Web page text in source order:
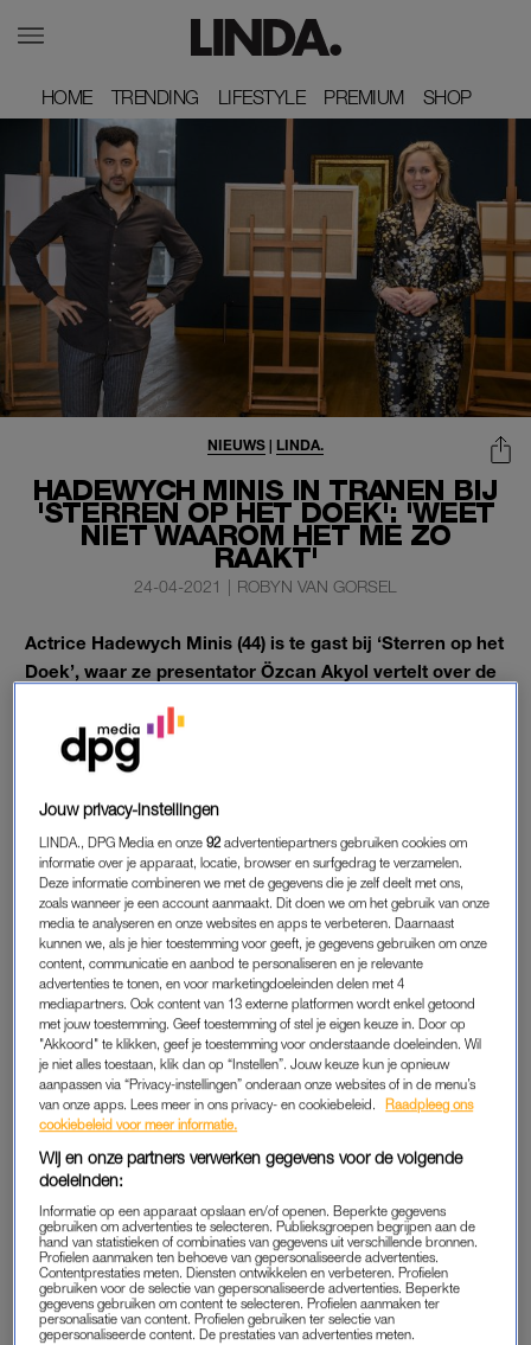
HOME
HOME TRENDING
TRENDING LIFESTYLE
LIFESTYLE PREMIUM
PREMIUM SHOP
SHOP
HADEWYCH MINIS IN TRANEN BIJ
'STERREN OP HET DOEK': 'WEET
NIET WAAROM HET ME ZO
RAAKT'
NIEUWS | LINDA.
24-04-2021 | ROBYN VAN GORSEL
Actrice Hadewych Minis (44) is te gast bij ‘Sterren op het
Doek’, waar ze presentator Özcan Akyol vertelt over de
onzekerheid.
“Ik kon ervan overtuigd zijn dat ik niets voorstelde en dat
mensen daar achter zouden komen.”
HADEWYCH MINIS
Ze groeide op in Maastricht tegenover de toneelschool en
werd later zelf een succesvolle actrice, die twee Gouden
Kalveren won. En ook als zangeres staat ze haar mannetje. In
deze aflevering vanSterren op het Doeklaat Hadewych Minis
zich echter van een heel andere kant zien: als model voor een
portret.
Ze vindt het een enorme eer en ook feestelijk, om er in deze
rare tijd weer eens uit te mogen. Drie kunstenaars mogen
haar portretteren. Dat gebeurt in theater De Kleine Komedie in
Amsterdam. “Voor mij een bijzondere plek. Iedere keer als ik
iets nieuws probeer in mijn carrière, ontvangen ze me hier met
open armen.”
ANGSTEN
Jouw privacy-instellingen
LINDA., DPG Media en onze92 advertentiepartners gebruiken cookies om
informatie over je apparaat, locatie, browser en surfgedrag te verzamelen.
Deze informatie combineren we met de gegevens die je zelf deelt met ons,
zoals wanneer je een account aanmaakt. Dit doen we om het gebruik van onze
media te analyseren en onze websites en apps te verbeteren. Daarnaast
kunnen we, als je hier toestemming voor geeft, je gegevens gebruiken om onze
content, communicatie en aanbod te personaliseren en je relevante
advertenties te tonen, en voor marketingdoeleinden delen met 4
mediapartners. Ook content van 13 externe platformen wordt enkel getoond
met jouw toestemming. Geef toestemming of stel je eigen keuze in. Door op
"Akkoord" te klikken, geef je toestemming voor onderstaande doeleinden. Wil
je niet alles toestaan, klik dan op “Instellen”. Jouw keuze kun je opnieuw
aanpassen via “Privacy-instellingen” onderaan onze websites of in de menu’s
van onze apps. Lees meer in ons privacy- en cookiebeleid.
Raadpleeg ons
cookiebeleid voor meer informatie.
Wij en onze partners verwerken gegevens voor de volgende
doeleinden:
Informatie op een apparaat opslaan en/of openen. Beperkte gegevens
gebruiken om advertenties te selecteren. Publieksgroepen begrijpen aan de
hand van statistieken of combinaties van gegevens uit verschillende bronnen.
Profielen aanmaken ten behoeve van gepersonaliseerde advertenties.
Contentprestaties meten. Diensten ontwikkelen en verbeteren. Profielen
gebruiken voor de selectie van gepersonaliseerde advertenties. Beperkte
gegevens gebruiken om content te selecteren. Profielen aanmaken ter
personalisatie van content. Profielen gebruiken ter selectie van
gepersonaliseerde content. De prestaties van advertenties meten.